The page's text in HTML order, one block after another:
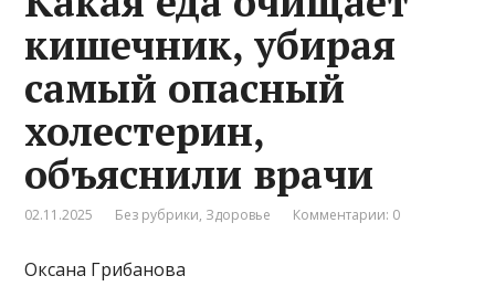
кишечник, убирая
самый опасный
холестерин,
объяснили врачи
02.11.2025 Без рубрики, Здоровье Комментарии: 0
Оксана Грибанова